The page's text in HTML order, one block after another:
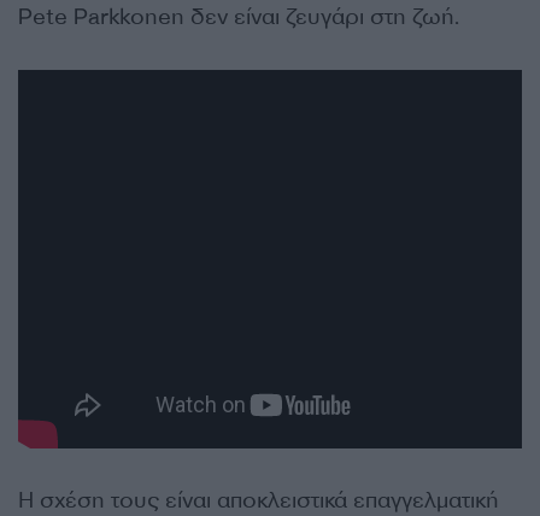
Pete Parkkonen δεν είναι ζευγάρι στη ζωή.
Η σχέση τους είναι αποκλειστικά επαγγελματική